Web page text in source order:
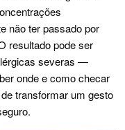
não ter passado por
resultado pode ser
severas —
onde e como checar
transformar um gesto